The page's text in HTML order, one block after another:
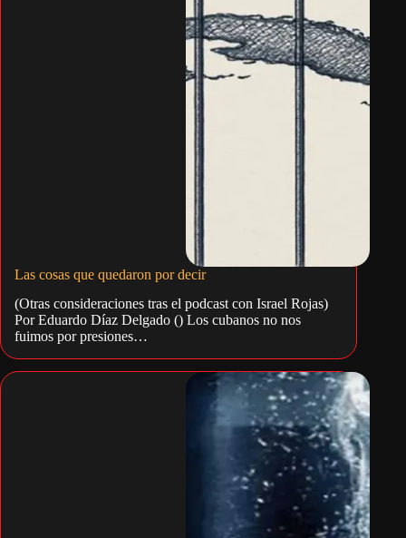
Las cosas que quedaron por decir
(Otras consideraciones tras el podcast con Israel Rojas)
Por Eduardo Díaz Delgado () Los cubanos no nos
fuimos por presiones…